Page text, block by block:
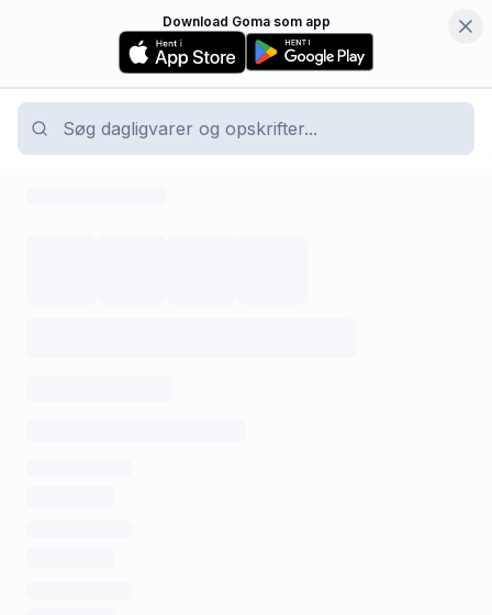
Download Goma som app